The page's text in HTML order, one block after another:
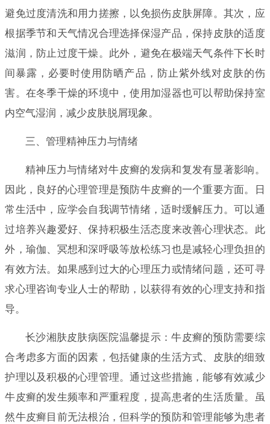
避免过度清洗和用力搓擦，以免损伤皮肤屏障。其次，应
根据季节和天气情况合理选择保湿产品，保持皮肤的适度
滋润，防止过度干燥。此外，避免在极端天气条件下长时
间暴露，必要时使用防晒产品，防止紫外线对皮肤的伤
害。在冬季干燥的环境中，使用加湿器也可以帮助保持室
内空气湿润，减少皮肤脱屑现象。
三、管理精神压力与情绪
精神压力与情绪对牛皮癣的发病和复发有显著影响。
因此，良好的心理管理是预防牛皮癣的一个重要方面。日
常生活中，应学会自我调节情绪，适时缓解压力。可以通
过培养兴趣爱好、保持积极生活态度来改善心理状态。此
外，瑜伽、冥想和深呼吸等放松练习也是减轻心理负担的
有效方法。如果感到过大的心理压力或情绪问题，还可寻
求心理咨询专业人士的帮助，以获得有效的心理支持和指
导。
长沙湘肤皮肤病医院温馨提示：牛皮癣的预防需要综
合考虑多方面的因素，包括健康的生活方式、皮肤的细致
护理以及积极的心理管理。通过这些措施，能够有效减少
牛皮癣的发生频率和严重程度，提高患者的生活质量。虽
然牛皮癣目前无法根治，但科学的预防和管理能够为患者